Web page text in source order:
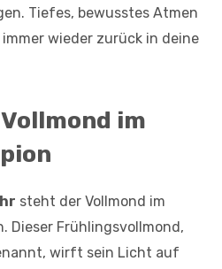
Tiefes, bewusstes Atmen
wieder zurück in deine
im
steht der Vollmond im
Dieser Frühlingsvollmond,
wirft sein Licht auf